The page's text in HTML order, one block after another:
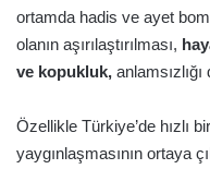
ortamda hadis ve ayet
olanın aşırılaştırılması,
ve kopukluk,
Özellikle Türkiye’de hızlı
yaygınlaşmasının ortaya